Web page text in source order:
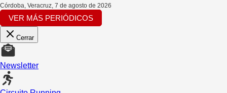
Córdoba, Veracruz 7 de agosto de 2026
VER MÁS PERIÓDICOS
Cerrar
Newsletter